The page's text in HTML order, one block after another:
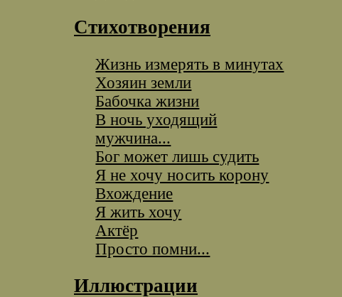
Стихотворения
Жизнь измерять в минутах
Хозяин земли
Бабочка жизни
В ночь уходящий
мужчина...
Бог может лишь судить
Я не хочу носить корону
Вхождение
Я жить хочу
Актёр
Просто помни...
Иллюстрации